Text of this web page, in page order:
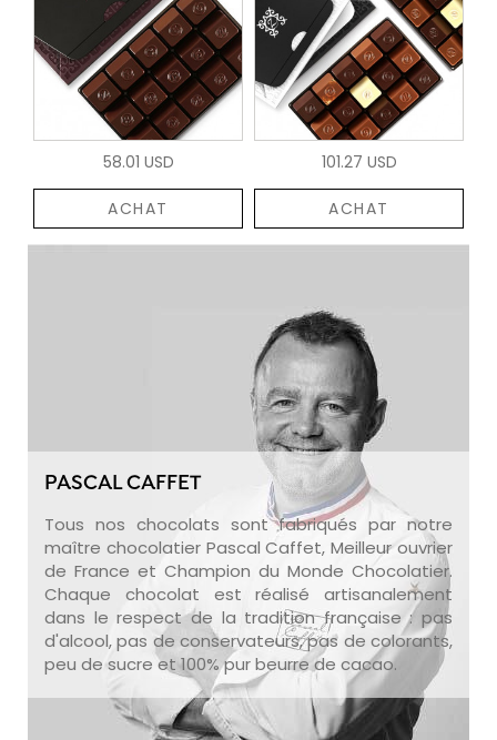
58.01 USD
ACHAT
101.27 USD
ACHAT
PASCAL CAFFET
Tous nos chocolats sont fabriqués par notre
maître chocolatier Pascal Caffet, Meilleur ouvrier
de France et Champion du Monde Chocolatier.
Chaque chocolat est réalisé artisanalement
dans le respect de la tradition française : pas
d'alcool, pas de conservateurs, pas de colorants,
peu de sucre et 100% pur beurre de cacao.